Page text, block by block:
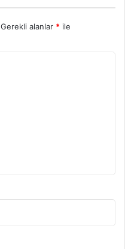
Gerekli alanlar * ile